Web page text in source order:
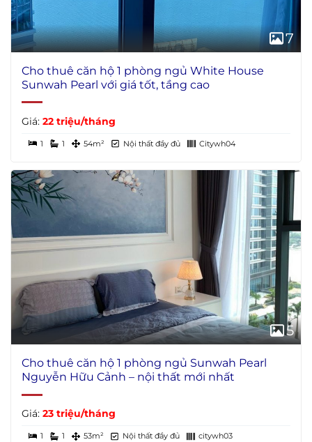
7
Cho thuê căn hộ 1 phòng ngủ White House
Sunwah Pearl với giá tốt, tầng cao
Giá: 22 triệu/tháng
1 1 54m² Nội thất đầy đủ Citywh04
5
Cho thuê căn hộ 1 phòng ngủ Sunwah Pearl
Nguyễn Hữu Cảnh – nội thất mới nhất
Giá: 23 triệu/tháng
1 1 53m² Nội thất đầy đủ citywh03